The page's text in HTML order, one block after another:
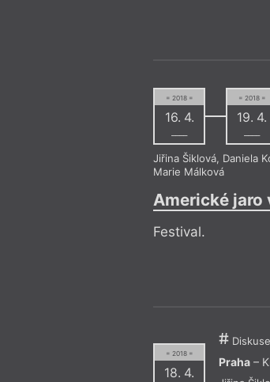
= 2018 =
16. 4.
––––
= 2018 =
19. 4.
––––
Jiřina Šiklová, Daniela
Marie Málková
Americké jaro
Festival.
= 2018 =
18. 4.
Diskuse
Praha –